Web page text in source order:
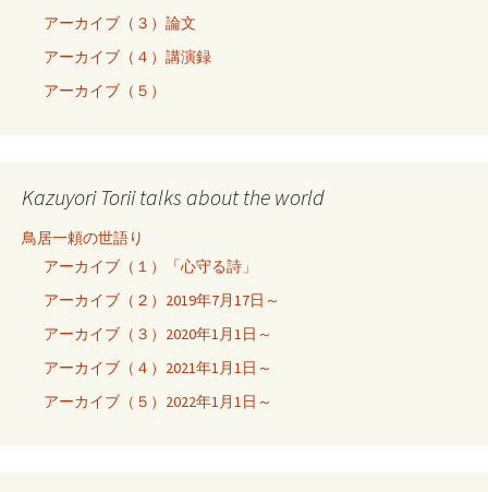
アーカイブ（３）論文
アーカイブ（４）講演録
アーカイブ（５）
Kazuyori Torii talks about the world
鳥居一頼の世語り
アーカイブ（１）「心守る詩」
アーカイブ（２）2019年7月17日～
アーカイブ（３）2020年1月1日～
アーカイブ（４）2021年1月1日～
アーカイブ（５）2022年1月1日～